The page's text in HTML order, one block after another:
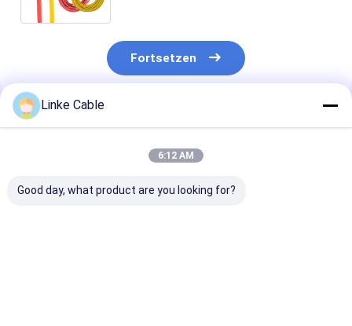
Fortsetzen
Empfohlene Produkte
Linke Cable
6:12 AM
Good day, what product are you looking for?